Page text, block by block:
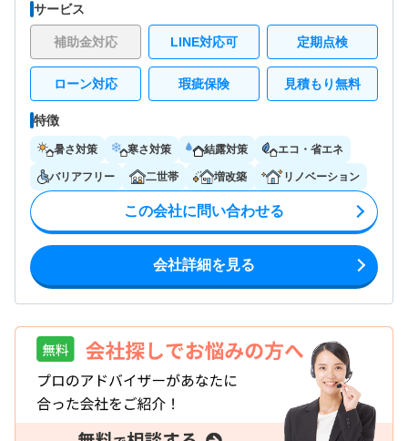
サービス
補助金対応 LINE対応可 定期点検
ローン対応 瑕疵保険 見積もり無料
特徴
暑さ対策 寒さ対策 結露対策 エコ・省エネ
バリアフリー 二世帯 増改築 リノベーション
この会社に問い合わせる
会社詳細を見る